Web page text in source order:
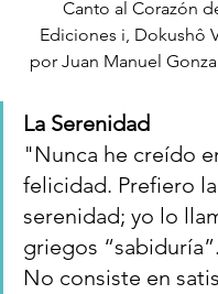
Canto al Corazón
Ediciones i, Dokushô
por Juan Manuel
La Serenidad
"Nunca he creído
felicidad. Prefiero
serenidad; yo lo
griegos “sabiduría”.
No consiste en